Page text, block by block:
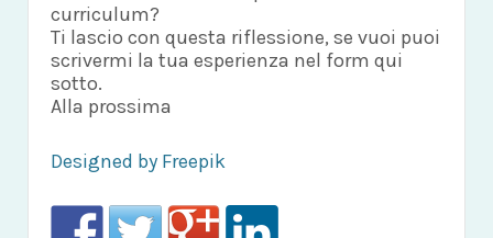
curriculum?
Ti lascio con questa riflessione, se vuoi puoi
scrivermi la tua esperienza nel form qui
sotto.
Alla prossima
Designed by Freepik